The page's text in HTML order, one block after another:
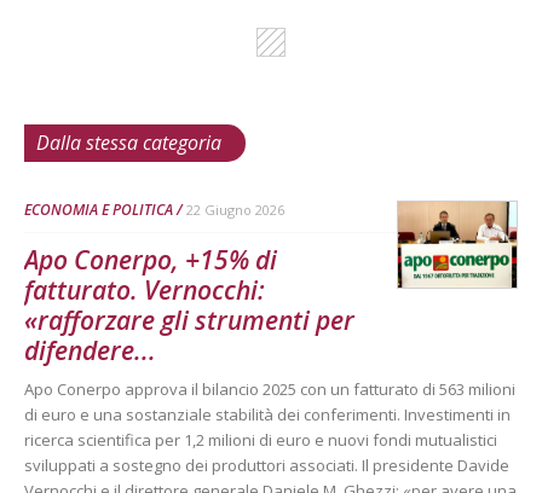
Dalla stessa categoria
ECONOMIA E POLITICA 22 Giugno 2026
Apo Conerpo, +15% di
fatturato. Vernocchi:
«rafforzare gli strumenti per
difendere...
Apo Conerpo approva il bilancio 2025 con un fatturato di 563 milioni
di euro e una sostanziale stabilità dei conferimenti. Investimenti in
ricerca scientifica per 1,2 milioni di euro e nuovi fondi mutualistici
sviluppati a sostegno dei produttori associati. Il presidente Davide